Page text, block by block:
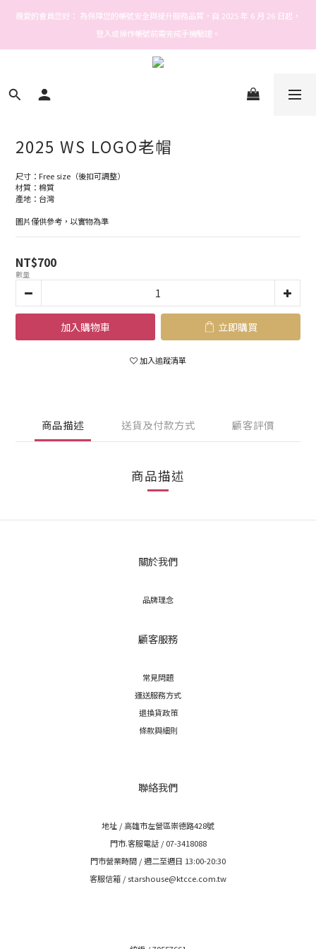
Welcome! Stars house
親愛的會員您好： 為保障您的帳號安全與提升服務品質，自 2025 年 6 月 26 日起，
登入或操作帳號前需完成手機驗證。
2025 WS LOGO老帽
尺寸：Free size（後扣可調整）
材質：棉質
產地：台灣
圖片僅供參考，以實物為準
NT$700
數量
加入購物車 立即購買
加入追蹤清單
商品描述 送貨及付款方式 顧客評價
商品描述
關於我們
品牌理念
顧客服務
常見問題
運送服務方式
退換貨政策
條款與細則
聯絡我們
地址 / 高雄市左營區崇德路428號
門市.客服電話 / 07-3418088
門市營業時間 / 週二至週日 13:00-20:30
客服信箱 / starshouse@ktcce.com.tw